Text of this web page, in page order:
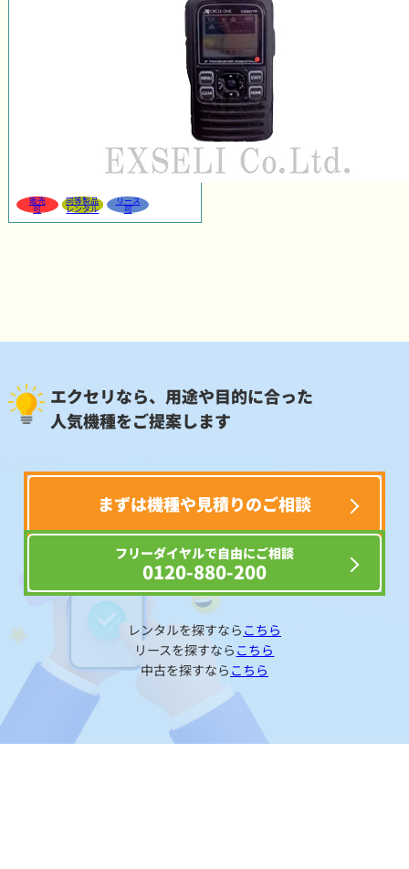
販売
可
同等製品
レンタル
リース
可
エクセリなら、用途や目的に合った
人気機種をご提案します
まずは機種や見積りのご相談
フリーダイヤルで自由にご相談
0120-880-200
レンタルを探すなら こちら
リースを探すなら こちら
中古を探すなら こちら